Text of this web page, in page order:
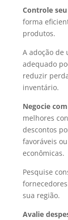
Controle
forma
produtos.
A adoção de
adequado
reduzir
inventário.
Negocie
melhores
descontos
favoráveis
econômicas.
Pesquise
sua região.
Avalie